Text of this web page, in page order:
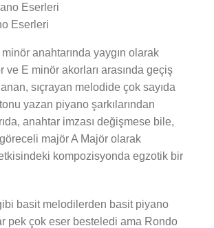
Eserleri
minör anahtarında yaygın olarak
ve E minör akorları arasında geçiş
sıçrayan melodide çok sayıda
yazan piyano şarkılarından
anahtar imzası değişmese bile,
majör A Majör olarak
kompozisyonda egzotik bir
basit melodilerden basit piyano
pek çok eser besteledi ama Rondo